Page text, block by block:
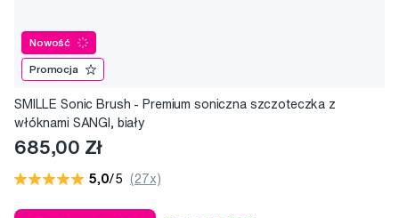
Nowość
Promocja
SMILLE Sonic Brush - Premium soniczna szczoteczka z
włóknami SANGI, biały
685,00 Zł
5,0/5 (27x)